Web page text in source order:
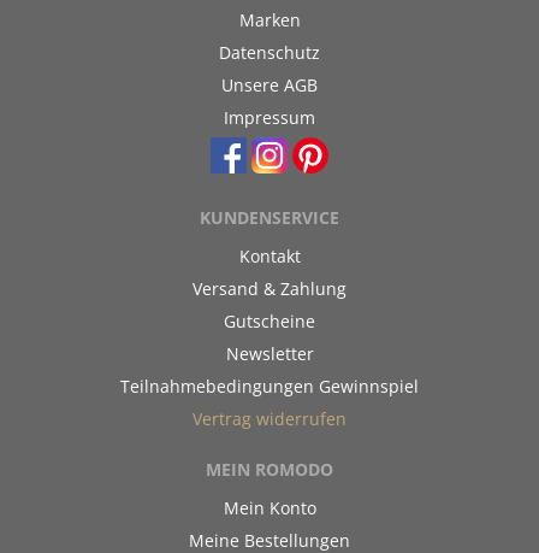
Marken
Datenschutz
Unsere AGB
Impressum
KUNDENSERVICE
Kontakt
Versand & Zahlung
Gutscheine
Newsletter
Teilnahmebedingungen Gewinnspiel
Vertrag widerrufen
MEIN ROMODO
Mein Konto
Meine Bestellungen